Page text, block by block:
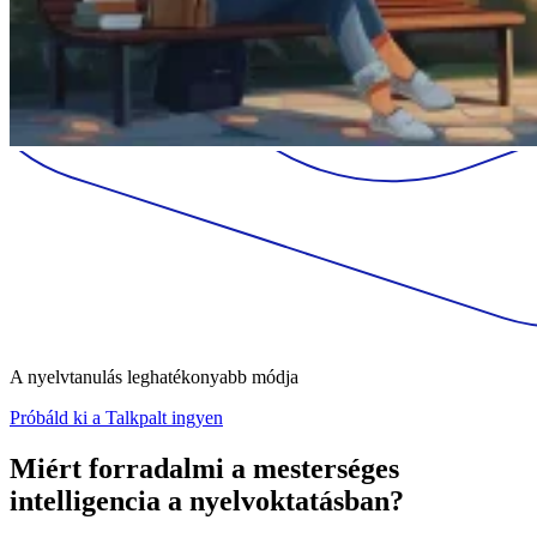
A nyelvtanulás leghatékonyabb módja
Próbáld ki a Talkpalt ingyen
Miért forradalmi a mesterséges
intelligencia a nyelvoktatásban?